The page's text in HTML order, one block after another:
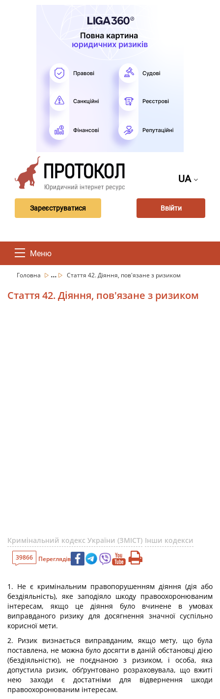
UA
Зареєструватися Ввійти
Меню
Головна ... Стаття 42. Діяння, пов'язане з ризиком
Стаття 42. Діяння, пов'язане з ризиком
Кримінальний кодекс України (ЗМІСТ) Інши кодекси
39866 Переглядів
1. Не є кримінальним правопорушенням діяння (дія або
бездіяльність), яке заподіяло шкоду правоохоронюваним
інтересам, якщо це діяння було вчинене в умовах
виправданого ризику для досягнення значної суспільно
корисної мети.
2. Ризик визнається виправданим, якщо мету, що була
поставлена, не можна було досягти в даній обстановці дією
(бездіяльністю), не поєднаною з ризиком, і особа, яка
допустила ризик, обґрунтовано розраховувала, що вжиті
нею заходи є достатніми для відвернення шкоди
правоохоронюваним інтересам.